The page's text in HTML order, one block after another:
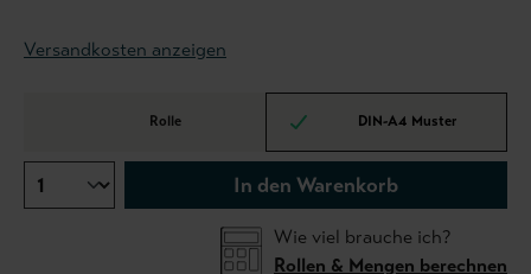
Versandkosten anzeigen
Rolle DIN-A4 Muster
In den Warenkorb
Wie viel brauche ich?
Rollen & Mengen berechnen